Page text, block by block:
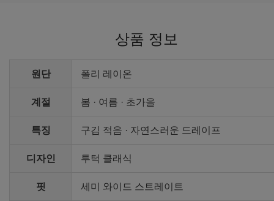
상품 정보
원단 폴리 레이온
계절 봄 · 여름 · 초가을
특징 구김 적음 · 자연스러운 드레이프
디자인 투턱 클래식
핏 세미 와이드 스트레이트